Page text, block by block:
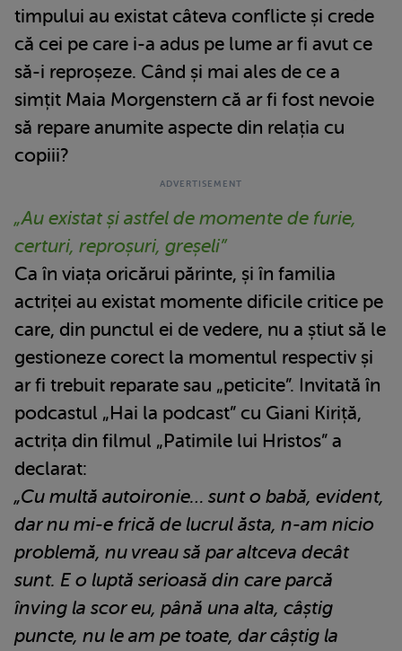
timpului au existat câteva conflicte și crede
că cei pe care i-a adus pe lume ar fi avut ce
să-i reproșeze. Când și mai ales de ce a
simțit Maia Morgenstern că ar fi fost nevoie
să repare anumite aspecte din relația cu
copiii?
„Au existat și astfel de momente de furie,
certuri, reproșuri, greșeli”
Ca în viața oricărui părinte, și în familia
actriței au existat momente dificile critice pe
care, din punctul ei de vedere, nu a știut să le
gestioneze corect la momentul respectiv și
ar fi trebuit reparate sau „peticite”. Invitată în
podcastul „Hai la podcast” cu Giani Kiriță,
actrița din filmul „Patimile lui Hristos” a
declarat:
„Cu multă autoironie… sunt o babă, evident,
dar nu mi-e frică de lucrul ăsta, n-am nicio
problemă, nu vreau să par altceva decât
sunt. E o luptă serioasă din care parcă
înving la scor eu, până una alta, câștig
puncte, nu le am pe toate, dar câștig la